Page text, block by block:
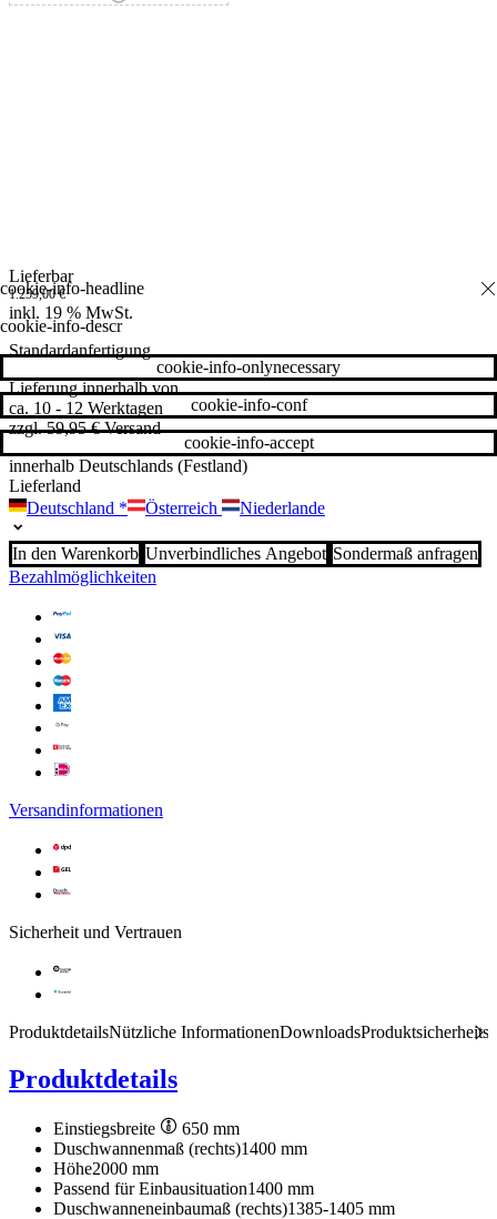
Lieferbar
1.259,00€
inkl. 19 % MwSt.
Standardanfertigung
Lieferung innerhalb von
ca. 10 - 12 Werktagen
zzgl. 59,95 € Versand
innerhalb Deutschlands (Festland)
Lieferland
Deutschland * Österreich Niederlande
In den Warenkorb Unverbindliches Angebot Sondermaß anfragen
Bezahlmöglichkeiten
Versandinformationen
Sicherheit und Vertrauen
Produktdetails
Produktdetails
Einstiegsbreite
650 mm
Duschwannenmaß (rechts)1400 mm
Höhe2000 mm
Passend für Einbausituation1400 mm
Duschwanneneinbaumaß (rechts)1385-1405 mm
Nützliche InformationenDownloads
cookie-info-descr
cookie-info-accept
cookie-info-conf
cookie-info-onlynecessary